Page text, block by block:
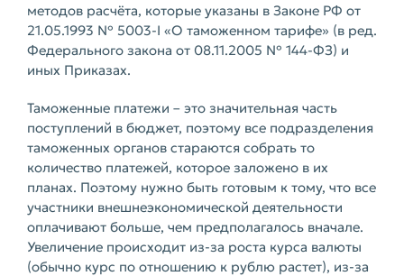
методов расчёта, которые указаны в Законе РФ от
21.05.1993 № 5003-I «О таможенном тарифе» (в ред.
Федерального закона от 08.11.2005 № 144-ФЗ) и
иных Приказах.
Таможенные платежи – это значительная часть
поступлений в бюджет, поэтому все подразделения
таможенных органов стараются собрать то
количество платежей, которое заложено в их
планах. Поэтому нужно быть готовым к тому, что все
участники внешнеэкономической деятельности
оплачивают больше, чем предполагалось вначале.
Увеличение происходит из-за роста курса валюты
(обычно курс по отношению к рублю растет), из-за